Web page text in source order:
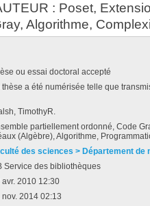
: Poset,
Algorithme,
ou essai doctoral accepté
thèse a été numérisée telle que
TimothyR.
partiellement ordonné, Code
(Algèbre), Algorithme,
des sciences > Département de
Service des bibliothèques
avr. 2010 12:30
nov. 2014 02:13